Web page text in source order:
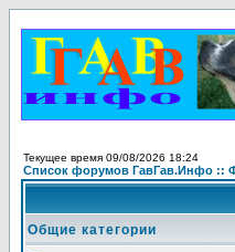
Текущее время 09/08/2026 18:24
Список форумов ГавГав.Инфо ::
Общие категории